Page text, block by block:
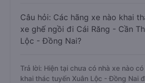
Câu hỏi: Các hãng xe nào khai
xe ghế ngồi đi Cái Răng - Cần
Lộc - Đồng Nai?
Trả lời: Hiện tại chưa có nhà xe nào
khai thác tuyến Xuân Lộc - Đồng Nai